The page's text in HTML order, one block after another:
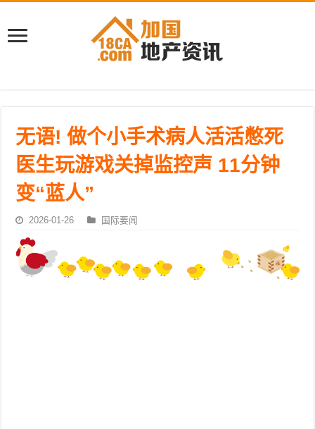
无语! 做个小手术病人活活憋死
医生玩游戏关掉监控声 11分钟
变“蓝人”
2026-01-26 国际要闻